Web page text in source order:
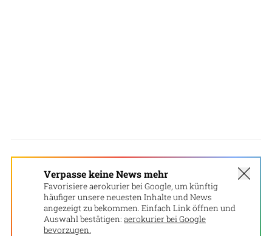
Verpasse keine News mehr
Favorisiere aerokurier bei Google, um künftig
häufiger unsere neuesten Inhalte und News
angezeigt zu bekommen. Einfach Link öffnen und
Auswahl bestätigen: aerokurier bei Google
bevorzugen.